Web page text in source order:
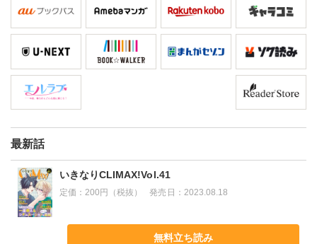
最新話
いきなりCLIMAX!Vol.41
定価：200円（税抜） 発売日： 2023.08.18
無料立ち読み